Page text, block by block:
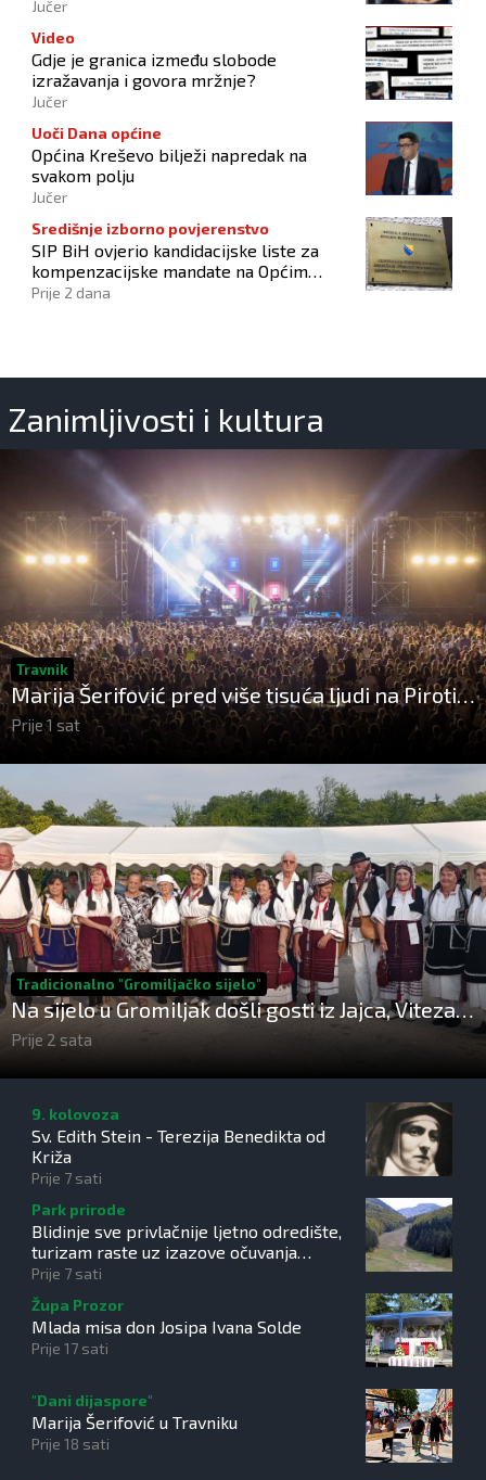
Hrvata
Jučer
Video
Gdje je granica između slobode
izražavanja i govora mržnje?
Jučer
Uoči Dana općine
Općina Kreševo bilježi napredak na
svakom polju
Jučer
Središnje izborno povjerenstvo
SIP BiH ovjerio kandidacijske liste za
kompenzacijske mandate na Općim
izborima 2026
Prije 2 dana
Zanimljivosti i kultura
Travnik
Marija Šerifović pred više tisuća ljudi na Piroti
zatvorila 'Dane dijaspore 2026'
Prije 1 sat
Tradicionalno "Gromiljačko sijelo"
Na sijelo u Gromiljak došli gosti iz Jajca, Viteza i
Hrvatske ali i posjetitelji od Austrije do
Prije 2 sata
9. kolovoza
Sv. Edith Stein - Terezija Benedikta od
Križa
Prije 7 sati
Park prirode
Blidinje sve privlačnije ljetno odredište,
turizam raste uz izazove očuvanja
prirode
Prije 7 sati
Župa Prozor
Mlada misa don Josipa Ivana Solde
Prije 17 sati
"Dani dijaspore"
Marija Šerifović u Travniku
Prije 18 sati